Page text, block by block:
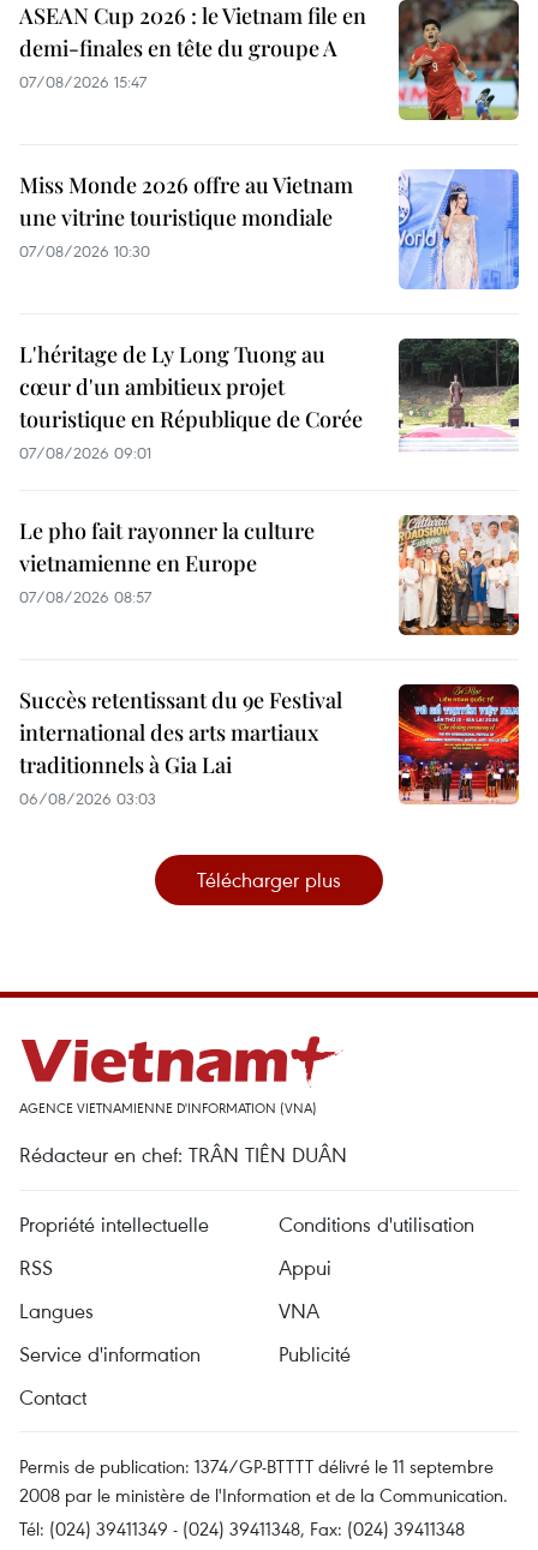
ASEAN Cup 2026 : le Vietnam file en
demi-finales en tête du groupe A
07/08/2026 15:47
Miss Monde 2026 offre au Vietnam
une vitrine touristique mondiale
07/08/2026 10:30
L'héritage de Ly Long Tuong au
cœur d'un ambitieux projet
touristique en République de Corée
07/08/2026 09:01
Le pho fait rayonner la culture
vietnamienne en Europe
07/08/2026 08:57
Succès retentissant du 9e Festival
international des arts martiaux
traditionnels à Gia Lai
06/08/2026 03:03
Télécharger plus
AGENCE VIETNAMIENNE D'INFORMATION (VNA)
Rédacteur en chef: TRÂN TIÊN DUÂN
Propriété intellectuelle
Conditions d'utilisation
RSS
Appui
Langues
VNA
Service d'information
Publicité
Contact
Permis de publication: 1374/GP-BTTTT délivré le 11 septembre
2008 par le ministère de l'Information et de la Communication.
Tél: (024) 39411349 - (024) 39411348, Fax: (024) 39411348